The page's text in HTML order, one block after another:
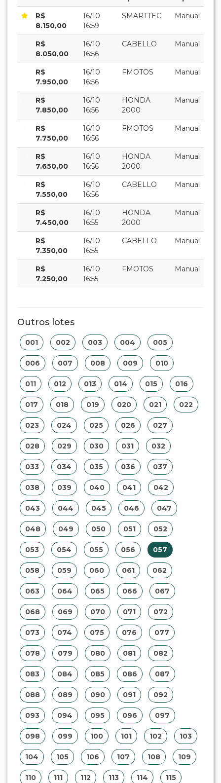
R$
8.150,00
16/10
16:59
SMARTTEC Manual
R$
8.050,00
16/10
16:56
CABELLO Manual
R$
7.950,00
16/10
16:56
FMOTOS Manual
R$
7.850,00
16/10
16:56
HONDA
2000
Manual
R$
7.750,00
16/10
16:56
FMOTOS Manual
R$
7.650,00
16/10
16:56
HONDA
2000
Manual
R$
7.550,00
16/10
16:56
CABELLO Manual
R$
7.450,00
16/10
16:55
HONDA
2000
Manual
R$
7.350,00
16/10
16:55
CABELLO Manual
R$
7.250,00
16/10
16:55
FMOTOS Manual
Outros lotes
001 002 003 004 005
006 007 008 009 010
011 012 013 014 015 016
017 018 019 020 021 022
023 024 025 026 027
028 029 030 031 032
033 034 035 036 037
038 039 040 041 042
043 044 045 046 047
048 049 050 051 052
053 054 055 056 057
058 059 060 061 062
063 064 065 066 067
068 069 070 071 072
073 074 075 076 077
078 079 080 081 082
083 084 085 086 087
088 089 090 091 092
093 094 095 096 097
098 099 100 101 102 103
104 105 106 107 108 109
110 111 112 113 114 115